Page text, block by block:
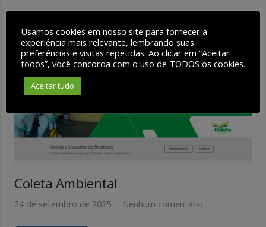
Coleta Ambiental
24 de setembro de 2025 Nenhum comentário
Usamos cookies em nosso site para fornecer a
experiência mais relevante, lembrando suas
preferências e visitas repetidas. Ao clicar em “Aceitar
todos”, você concorda com o uso de TODOS os cookies.
Aceitar tudo